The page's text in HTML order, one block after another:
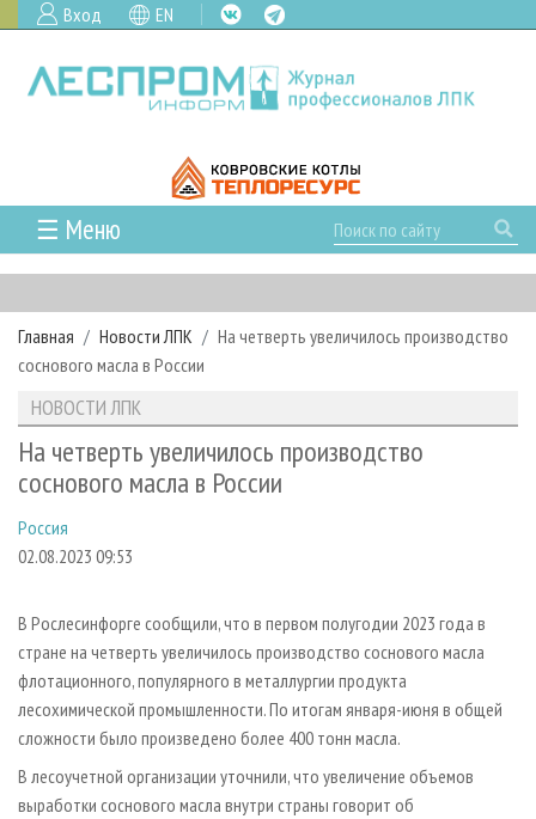
Вход EN
☰ Меню
ГЛАВНАЯ
РУБРИКИ И ТЕМЫ
РУБРИКИ ЖУРНАЛА
ЛЕСОЗАГОТОВКА
ЛЕСОПИЛЕНИЕ
СУШКА ДРЕВЕСИНЫ
ДЕРЕВЯННОЕ ДОМОСТРОЕНИЕ
ПРОИЗВОДСТВО МЕБЕЛИ
БИОЭНЕРГЕТИКА
ЦБП
ИНСТРУМЕНТ И МАТЕРИАЛЫ
НОВОСТИ
НОВОСТИ ЛПК
НОВОСТИ ЖУРНАЛА
ПРОЕКТЫ ЛПИ
АНАЛИТИКА
ПРЕДПРИЯТИЯ ЛПК
ПЕРСОНЫ
ОФИЦИАЛЬНЫЕ ДЕЛЕГАЦИИ
ПРИОРИТЕТНЫЕ ИНВЕСТПРОЕКТЫ
RUSSIAN FORESTRY REVIEW
ГАЗЕТА ЛЕСПРОМФОРУМ
БИБЛИОТЕКА СПЕЦИАЛИСТА
АРХИВ ЖУРНАЛОВ
О ЖУРНАЛЕ
КОНТАКТЫ
РЕКЛАМОДАТЕЛЯМ
РЕКЛАМА
Главная Новости ЛПК
На четверть увеличилось производство
соснового масла в России
НОВОСТИ ЛПК
На четверть увеличилось производство
соснового масла в России
Россия
02.08.2023 09:53
В Рослесинфорге сообщили, что в первом полугодии 2023 года в
стране на четверть увеличилось производство соснового масла
флотационного, популярного в металлургии продукта
лесохимической промышленности. По итогам января-июня в общей
сложности было произведено более 400 тонн масла.
В лесоучетной организации уточнили, что увеличение объемов
выработки соснового масла внутри страны говорит об